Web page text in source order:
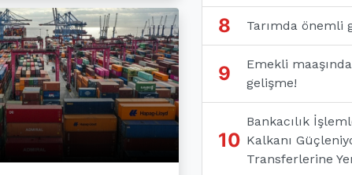
8 Tarımda önemli
9
Emekli maaşında
gelişme!
10
Bankacılık
Kalkanı
Transferlerine